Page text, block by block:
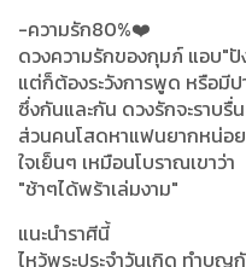
-ความรัก80%❤️
ดวงความรักของกุมภ์ แอบ"
แต่ก็ต้องระวังการพูด หรือมี
ซึ่งกันและกัน ดวงรักจะราบรื่น
ส่วนคนโสดหาแฟนยากหน่อย
ใจเย็นๆ เหมือนโบราณเขาว่า
"ช้าๆได้พร้าเล่มงาม"
แนะนำราศีนี้
ไหว้พระประจำวันเกิด ทำ